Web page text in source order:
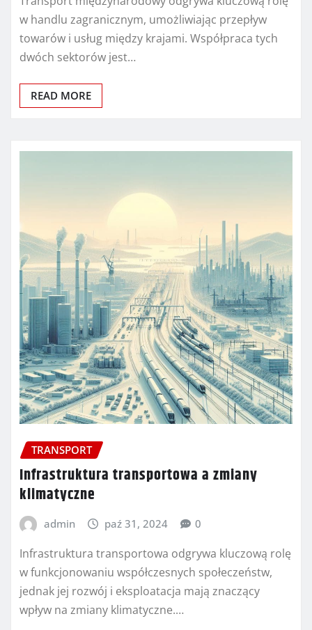
w handlu zagranicznym, umożliwiając przepływ
towarów i usług między krajami. Współpraca tych
dwóch sektorów jest…
READ MORE
TRANSPORT
Infrastruktura transportowa a zmiany
klimatyczne
admin paź 31, 2024 0
Infrastruktura transportowa odgrywa kluczową rolę
w funkcjonowaniu współczesnych społeczeństw,
jednak jej rozwój i eksploatacja mają znaczący
wpływ na zmiany klimatyczne.…